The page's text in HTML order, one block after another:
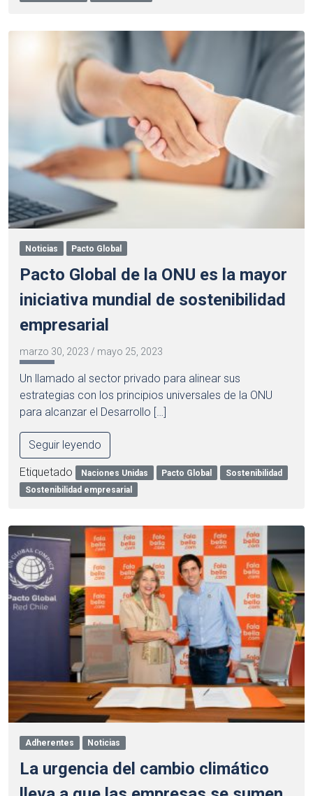
Noticias Pacto Global
Pacto Global de la ONU es la mayor
iniciativa mundial de sostenibilidad
empresarial
marzo 30, 2023 / mayo 25, 2023
Un llamado al sector privado para alinear sus
estrategias con los principios universales de la ONU
para alcanzar el Desarrollo […]
Seguir leyendo
Etiquetado Naciones Unidas Pacto Global
Sostenibilidad
Sostenibilidad empresarial
Adherentes Noticias
La urgencia del cambio climático